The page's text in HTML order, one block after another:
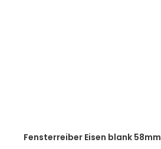
Fensterreiber Eisen blank 58mm